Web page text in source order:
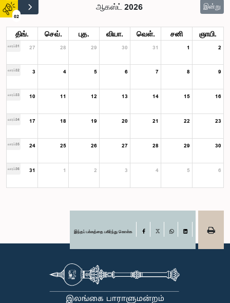
02
ஆகஸ்ட் 2026 இன்று
திங். செவ். புத. வியா. வெள். சனி ஞாயி.
வாரம்31 27 28 29 30 31 1 2
வாரம்32 3 4 5 6 7 8 9
வாரம்33 10 11 12 13 14 15 16
வாரம்34 17 18 19 20 21 22 23
வாரம்35 24 25 26 27 28 29 30
வாரம்36 31 1 2 3 4 5 6
இந்தப் பக்கத்தை பகிர்ந்து கொள்க Facebook